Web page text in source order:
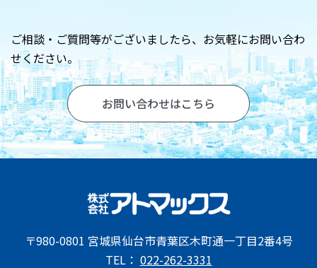
お問い合わせ
ご相談・ご質問等がございましたら、 お気軽にお問い合わ
せください。
お問い合わせはこちら
〒980-0801 宮城県仙台市青葉区木町通一丁目2番4号
TEL： 022-262-3331